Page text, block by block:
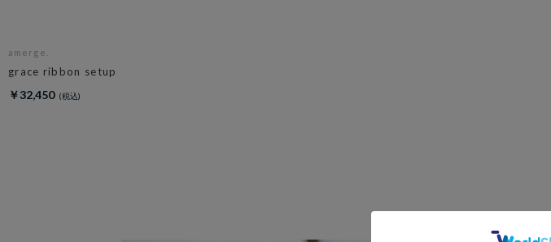
amerge.
grace ribbon setup
￥32,450